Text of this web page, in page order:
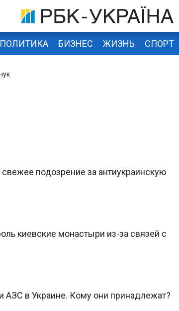
ПОЛИТИКА БИЗНЕС ЖИЗНЬ СПОРТ
подозрение за антиукраинскую
киевские монастыри из-за связей с
АЗС в Украине. Кому они принадлежат?